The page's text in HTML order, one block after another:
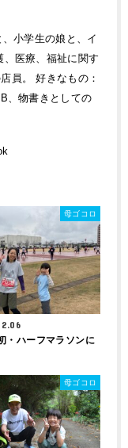
小学生の娘と、イ
医療、福祉に関す
員。 好きなもの：
、物書きとしての
母ゴコロ
・ハーフマラソンに
母ゴコロ